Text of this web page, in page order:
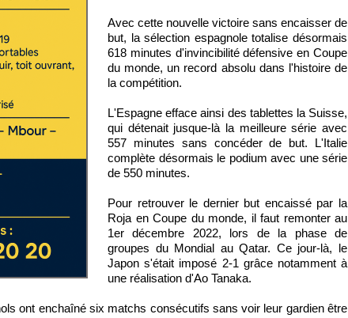
Avec cette nouvelle victoire sans encaisser de
but, la sélection espagnole totalise désormais
618 minutes d'invincibilité défensive en Coupe
du monde, un record absolu dans l'histoire de
la compétition.
L'Espagne efface ainsi des tablettes la Suisse,
qui détenait jusque-là la meilleure série avec
557 minutes sans concéder de but. L'Italie
complète désormais le podium avec une série
de 550 minutes.
Pour retrouver le dernier but encaissé par la
Roja en Coupe du monde, il faut remonter au
1er décembre 2022, lors de la phase de
groupes du Mondial au Qatar. Ce jour-là, le
Japon s'était imposé 2-1 grâce notamment à
une réalisation d'Ao Tanaka.
ont enchaîné six matchs consécutifs sans voir leur gardien être